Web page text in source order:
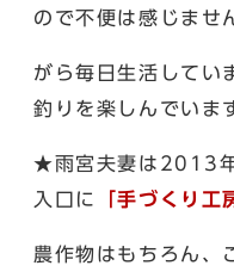
ので不便は感じませ
がら毎日生活してい
釣りを楽しんでいま
★雨宮夫妻は2013
入口に
「手づくり工
農作物はもちろん、